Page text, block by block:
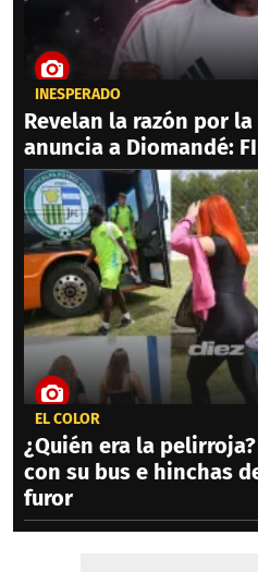
INESPERADO
Revelan la razón por
anuncia a Diomandé:
EL COLOR
¿Quién era la
con su bus e hinchas
furor